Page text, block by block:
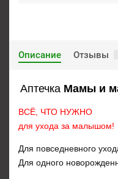
Описание Отзывы
Аптечка Мамы и
ВСЁ, ЧТО НУЖНО
для ухода за малышом!
Для повседневного
Для одного